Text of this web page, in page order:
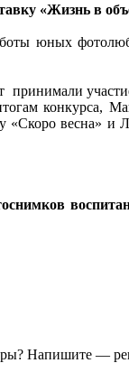
«Жизнь в
юных
конкурса,
весна» и
Напишите —